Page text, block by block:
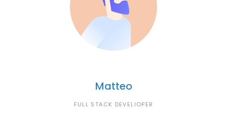
Matteo
FULL STACK DEVELIOPER